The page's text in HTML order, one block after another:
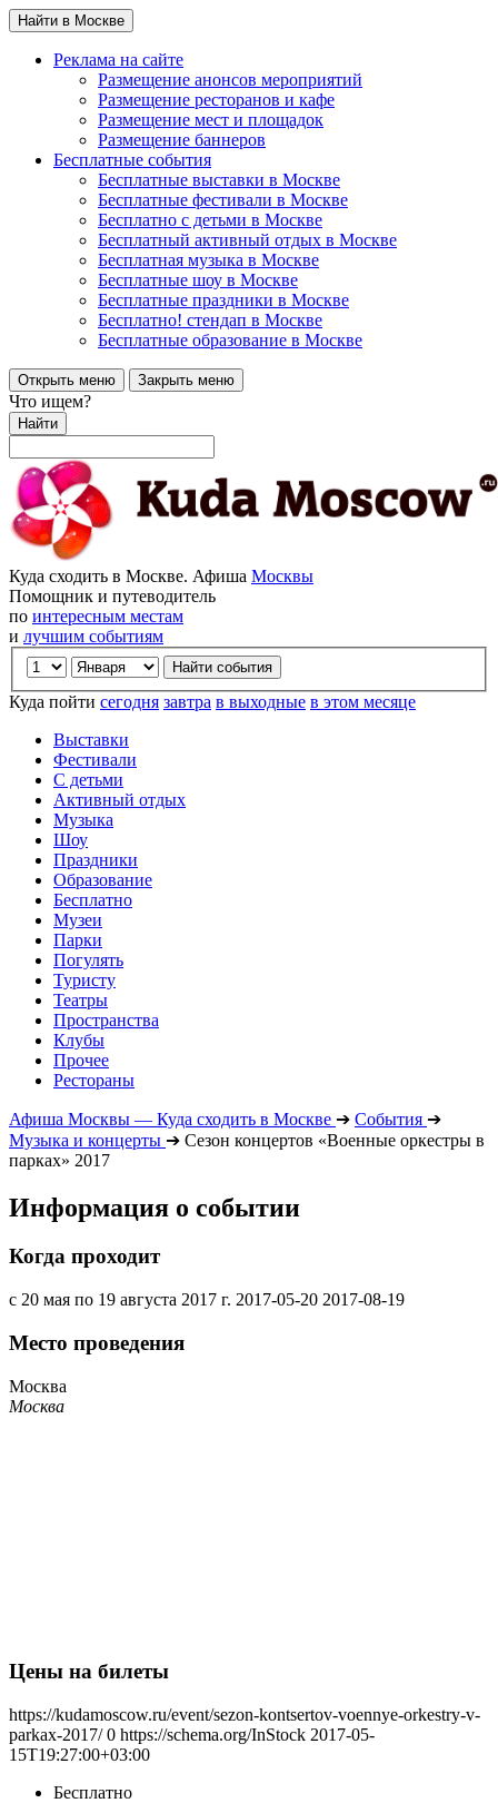
Найти в Москве
Реклама на сайте
Размещение анонсов мероприятий
Размещение ресторанов и кафе
Размещение мест и площадок
Размещение баннеров
Бесплатные события
Бесплатные выставки в Москве
Бесплатные фестивали в Москве
Бесплатно с детьми в Москве
Бесплатный активный отдых в Москве
Бесплатная музыка в Москве
Бесплатные шоу в Москве
Бесплатные праздники в Москве
Бесплатно! стендап в Москве
Бесплатные образование в Москве
Открыть меню Закрыть меню
Что ищем?
Найти
Куда сходить в Москве. Афиша Москвы
Помощник и путеводитель
по интересным местам
и лучшим событиям
Куда пойти сегодня завтра в выходные в этом месяце
Выставки
Фестивали
С детьми
Активный отдых
Музыка
Шоу
Праздники
Образование
Бесплатно
Музеи
Парки
Погулять
Туристу
Театры
Пространства
Клубы
Прочее
Рестораны
Афиша Москвы — Куда сходить в Москве ➔ События ➔
Музыка и концерты ➔ Сезон концертов «Военные оркестры в
парках» 2017
Информация о событии
Когда проходит
с 20 мая по 19 августа 2017 г. 2017-05-20 2017-08-19
Место проведения
Москва
Москва
Цены на билеты
https://kudamoscow.ru/event/sezon-kontsertov-voennye-orkestry-v-
parkax-2017/ 0 https://schema.org/InStock 2017-05-
15T19:27:00+03:00
Бесплатно